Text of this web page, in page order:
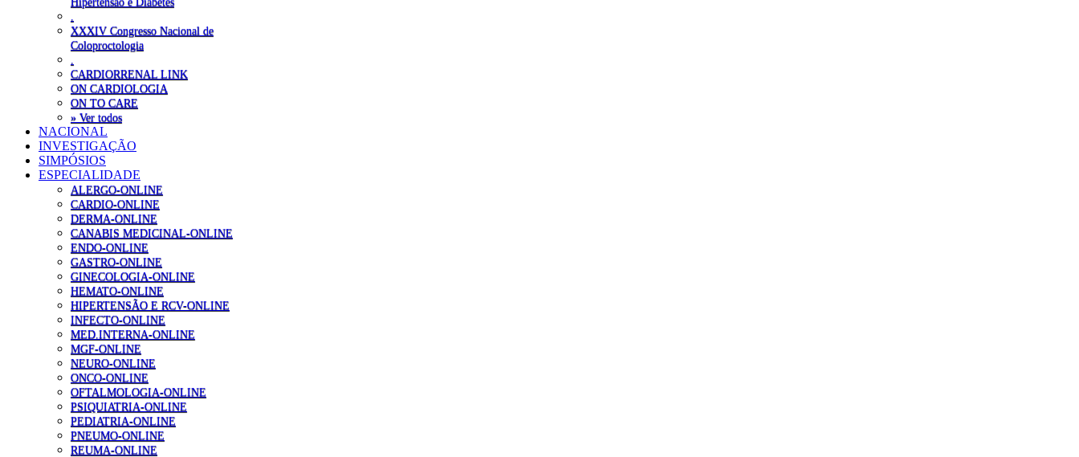
XXXIV Congresso Nacional de
Coloproctologia
CARDIORRENAL LINK
ON CARDIOLOGIA
ON TO CARE
» Ver todos
NACIONAL
INVESTIGAÇÃO
SIMPÓSIOS
ESPECIALIDADE
ALERGO-ONLINE
CARDIO-ONLINE
DERMA-ONLINE
CANABIS MEDICINAL-ONLINE
ENDO-ONLINE
GASTRO-ONLINE
GINECOLOGIA-ONLINE
HEMATO-ONLINE
HIPERTENSÃO E RCV-ONLINE
INFECTO-ONLINE
MED.INTERNA-ONLINE
MGF-ONLINE
NEURO-ONLINE
ONCO-ONLINE
OFTALMOLOGIA-ONLINE
PSIQUIATRIA-ONLINE
PEDIATRIA-ONLINE
PNEUMO-ONLINE
REUMA-ONLINE